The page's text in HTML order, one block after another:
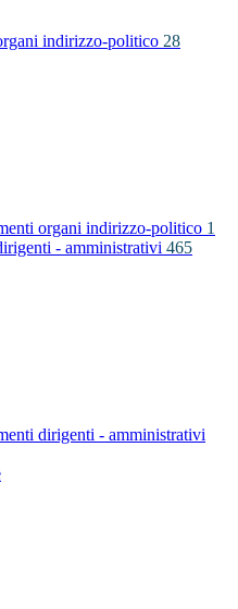
indirizzo-politico 28
organi indirizzo-politico 1
- amministrativi 465
dirigenti - amministrativi